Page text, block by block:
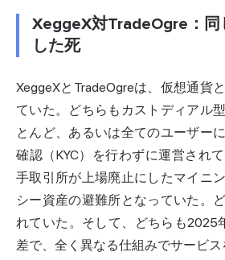
XeggeX対TradeOgre：同
した死
XeggeXとTradeOgreは、仮想通貨
ていた。どちらもカストディアル
とんど、あるいは全てのユーザー
確認（KYC）を行わずに運営され
手取引所が上場廃止にしたマイニ
シー資産の避難所となっていた。
れていた。そして、どちらも2025
差で、全く異なる仕組みでサービス